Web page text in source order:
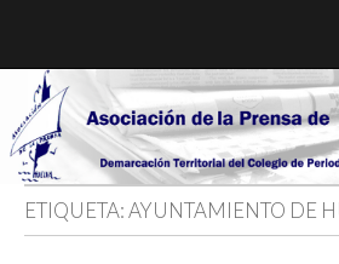
Asociación
de la
ETIQUETA:AYUNTAMIENTO DE